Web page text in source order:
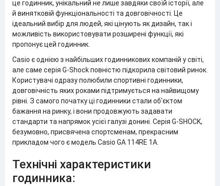
це годинник, унікальний не лише завдяки своїй історії, але
й винятковій функціональності та довговічності. Це
ідеальний вибір для людей, які цінують як дизайн, так і
можливість використовувати розширені функції, які
пропонує цей годинник.
Casio є однією з найбільших годинникових компаній у світі,
але саме серія G-Shock повністю підкорила світовий ринок.
Користувачі одразу полюбили спортивні годинники,
довговічність яких роками підтримується на найвищому
рівні. З самого початку ці годинники стали об'єктом
бажання на ринку, і вони продовжують задавати
стандарти та напрямок усієї галузі донині. Серія G-SHOCK,
безумовно, присвячена спортсменам, прекрасним
прикладом чого є модель Casio GA 114RE 1A.
Технічні характеристики
годинника: